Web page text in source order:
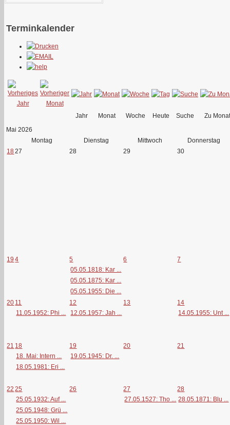
Terminkalender
Jahr Monat Woche Heute Suche
Zu Monat
Mai 2026
Montag
Dienstag Mittwoch
Donnerstag
18 27 28 29 30
19 4
5
05.05.1818: Kar ...
05.05.1875: Kar ...
05.05.1955: Die ...
6 7
20 11
11.05.1952: Phi ...
12
12.05.1957: Jah ...
13
14
14.05.1955: Unt ...
21 18
18. Mai: Intern ...
18.05.1981: Eri ...
19
19.05.1945: Dr. ...
20 21
22 25
25.05.1932: Auf ...
25.05.1948: Grü ...
25.05.1950: Wil ...
26
27
27.05.1527: Tho ...
28
28.05.1871: Blu ...